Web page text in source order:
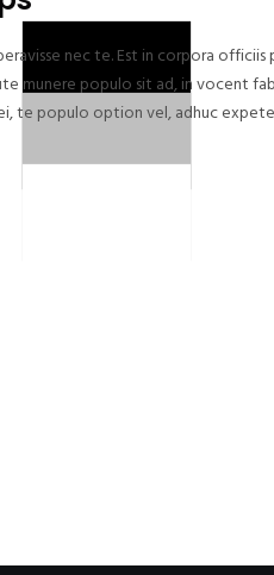
nec te. Est in corpora
munere populo sit ad, in vocent
te populo option vel, adhuc